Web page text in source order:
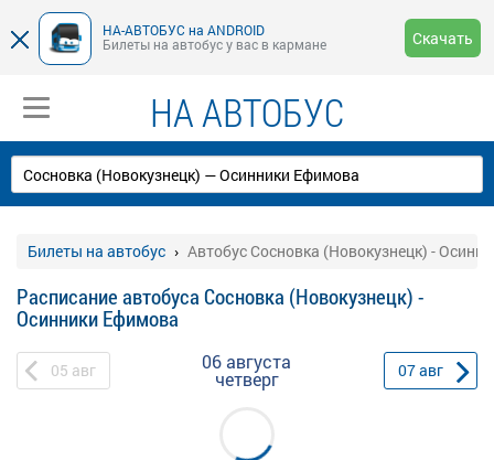
НА-АВТОБУС на ANDROID
Билеты на автобус у вас в кармане
Скачать
НА АВТОБУС
Билеты на автобус Автобус Сосновка (Новокузнецк) -
Расписание автобуса Сосновка (Новокузнецк) -
Осинники Ефимова
05 авг 06 августа
четверг 07авг